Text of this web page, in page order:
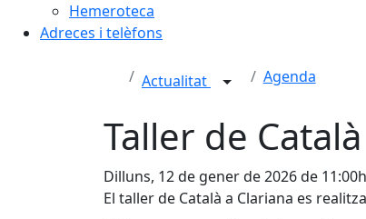
Hemeroteca
Adreces i telèfons
Actualitat Agenda
Taller de
Dilluns, 12 de gener de 2026 de
El taller de Català a Clariana es